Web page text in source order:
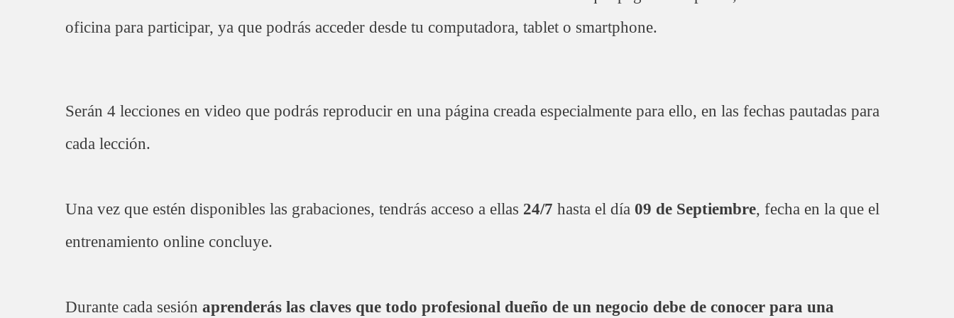
oficina para participar, ya que podrás acceder desde tu computadora, tablet o smartphone.
Serán 4 lecciones en video que podrás reproducir en una página creada especialmente para ello, en las fechas pautadas para
cada lección.
Una vez que estén disponibles las grabaciones, tendrás acceso a ellas 24/7 hasta el día 09 de Septiembre, fecha en la que el
entrenamiento online concluye.
​Durante cada sesión aprenderás las claves que todo profesional dueño de un negocio debe de conocer para una